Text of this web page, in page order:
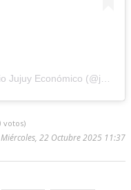
votos)
22 Octubre 2025 11:37